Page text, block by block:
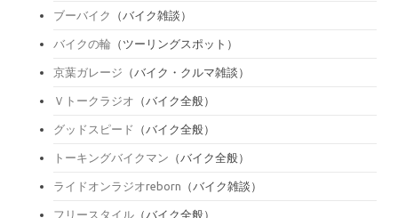
ブーバイク （バイク雑談）
バイクの輪 （ツーリングスポット）
京葉ガレージ （バイク・クルマ雑談）
Ｖトークラジオ （バイク全般）
グッドスピード （バイク全般）
トーキングバイクマン （バイク全般）
ライドオンラジオreborn （バイク雑談）
フリースタイル （バイク全般）